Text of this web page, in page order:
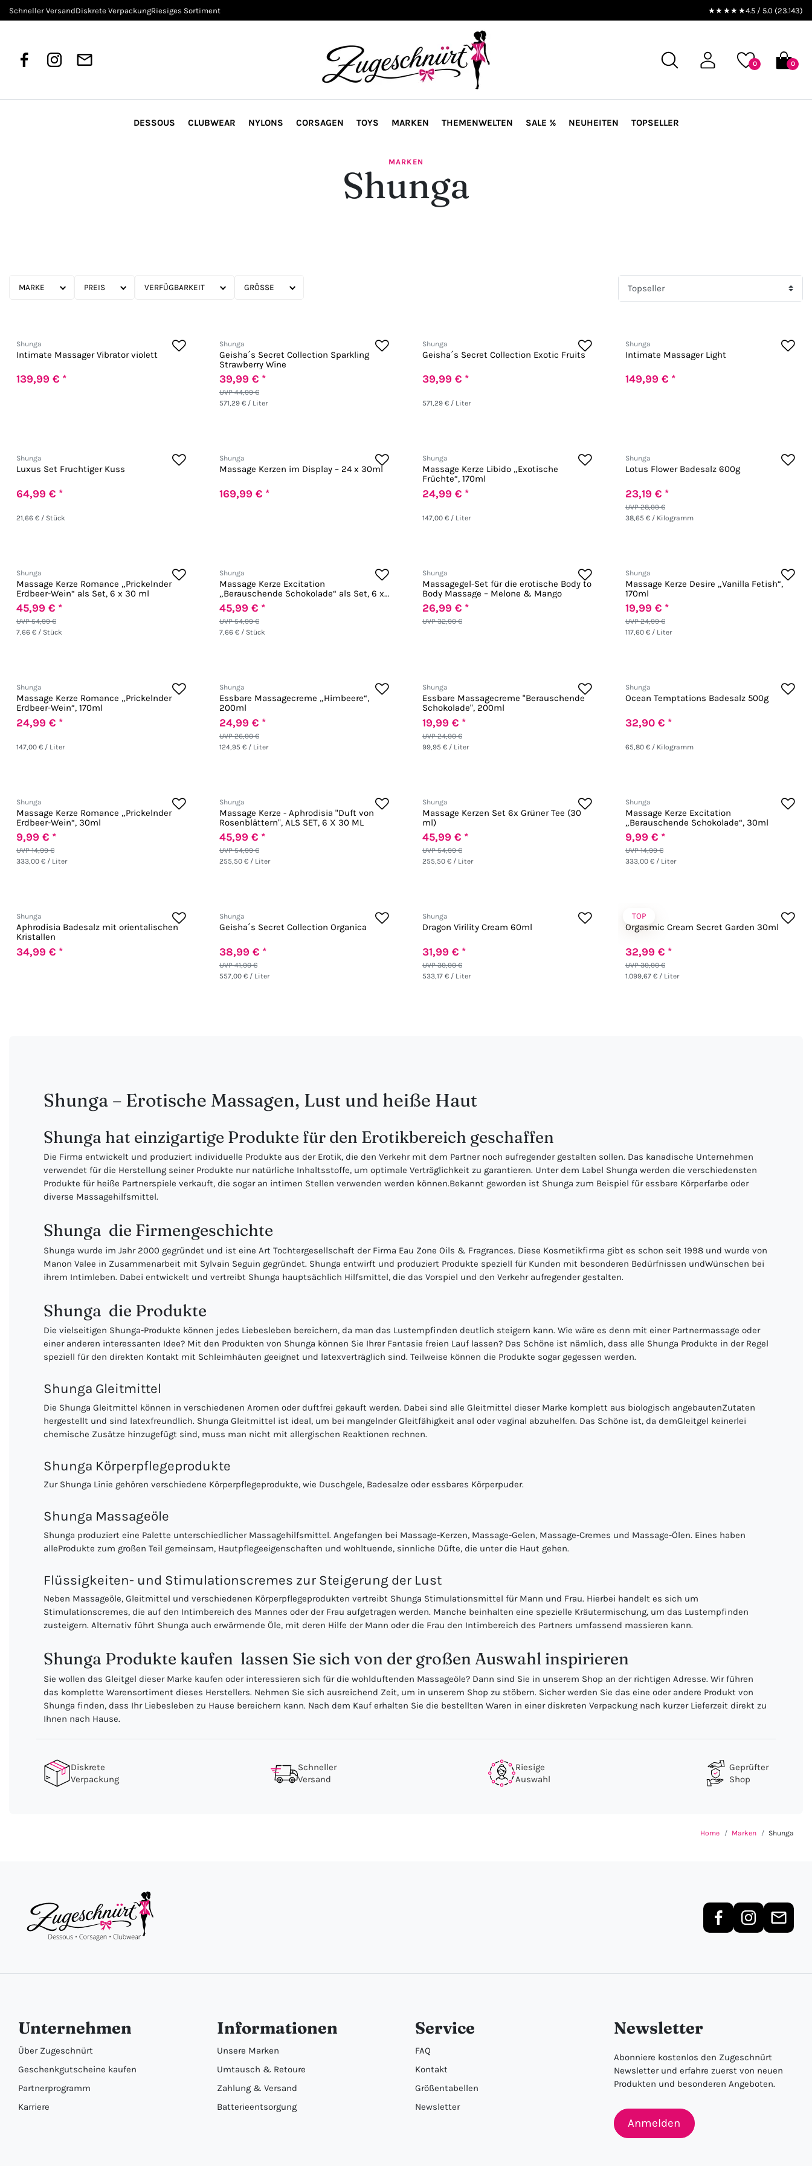
Schneller VersandDiskrete VerpackungRiesiges Sortiment ★★★★★4.5 / 5.0 (23.143)
0 0
DESSOUS CLUBWEAR NYLONS CORSAGEN TOYS MARKEN THEMENWELTEN SALE % NEUHEITEN TOPSELLER
MARKEN
Shunga
MARKE PREIS VERFÜGBARKEIT GRÖSSE
Shunga
Intimate Massager Vibrator violett
139,99 € *
Shunga
Geisha´s Secret Collection Sparkling
Strawberry Wine
UVP 44,99 €
39,99 € *
571,29 € / Liter
Shunga
Geisha´s Secret Collection Exotic Fruits
39,99 € *
571,29 € / Liter
Shunga
Intimate Massager Light
149,99 € *
Shunga
Luxus Set Fruchtiger Kuss
64,99 € *
21,66 € / Stück
Shunga
Massage Kerzen im Display – 24 x 30ml
169,99 € *
Shunga
Massage Kerze Libido „Exotische
Früchte“, 170ml
24,99 € *
147,00 € / Liter
Shunga
Lotus Flower Badesalz 600g
UVP 28,99 €
23,19 € *
38,65 € / Kilogramm
Shunga
Massage Kerze Romance „Prickelnder
Erdbeer-Wein“ als Set, 6 x 30 ml
UVP 54,99 €
45,99 € *
7,66 € / Stück
Shunga
Massage Kerze Excitation
„Berauschende Schokolade“ als Set, 6 x
30 ml
UVP 54,99 €
45,99 € *
7,66 € / Stück
Shunga
Massagegel-Set für die erotische Body to
Body Massage – Melone & Mango
UVP 32,90 €
26,99 € *
Shunga
Massage Kerze Desire „Vanilla Fetish“,
170ml
UVP 24,99 €
19,99 € *
117,60 € / Liter
Shunga
Massage Kerze Romance „Prickelnder
Erdbeer-Wein“, 170ml
24,99 € *
147,00 € / Liter
Shunga
Essbare Massagecreme „Himbeere“,
200ml
UVP 26,90 €
24,99 € *
124,95 € / Liter
Shunga
Essbare Massagecreme "Berauschende
Schokolade", 200ml
UVP 24,90 €
19,99 € *
99,95 € / Liter
Shunga
Ocean Temptations Badesalz 500g
32,90 € *
65,80 € / Kilogramm
Shunga
Massage Kerze Romance „Prickelnder
Erdbeer-Wein“, 30ml
UVP 14,99 €
9,99 € *
333,00 € / Liter
Shunga
Massage Kerze - Aphrodisia "Duft von
Rosenblättern", ALS SET, 6 X 30 ML
UVP 54,99 €
45,99 € *
255,50 € / Liter
Shunga
Massage Kerzen Set 6x Grüner Tee (30
ml)
UVP 54,99 €
45,99 € *
255,50 € / Liter
Shunga
Massage Kerze Excitation
„Berauschende Schokolade“, 30ml
UVP 14,99 €
9,99 € *
333,00 € / Liter
Shunga
Aphrodisia Badesalz mit orientalischen
Kristallen
34,99 € *
Shunga
Geisha´s Secret Collection Organica
UVP 41,90 €
38,99 € *
557,00 € / Liter
Shunga
Dragon Virility Cream 60ml
UVP 39,90 €
31,99 € *
533,17 € / Liter
TOP
Shunga
Orgasmic Cream Secret Garden 30ml
UVP 39,90 €
32,99 € *
1.099,67 € / Liter
Shunga – Erotische Massagen, Lust und heiße Haut
Shunga hat einzigartige Produkte für den Erotikbereich geschaffen
Die Firma entwickelt und produziert individuelle Produkte aus der Erotik, die den Verkehr mit dem Partner noch aufregender gestalten sollen. Das kanadische Unternehmen
verwendet für die Herstellung seiner Produkte nur natürliche Inhaltsstoffe, um optimale Verträglichkeit zu garantieren. Unter dem Label Shunga werden die verschiedensten
Produkte für heiße Partnerspiele verkauft, die sogar an intimen Stellen verwenden werden können.Bekannt geworden ist Shunga zum Beispiel für essbare Körperfarbe oder
diverse Massagehilfsmittel.
Shunga  die Firmengeschichte
Shunga wurde im Jahr 2000 gegründet und ist eine Art Tochtergesellschaft der Firma Eau Zone Oils & Fragrances. Diese Kosmetikfirma gibt es schon seit 1998 und wurde von
Manon Valee in Zusammenarbeit mit Sylvain Seguin gegründet. Shunga entwirft und produziert Produkte speziell für Kunden mit besonderen Bedürfnissen undWünschen bei
ihrem Intimleben. Dabei entwickelt und vertreibt Shunga hauptsächlich Hilfsmittel, die das Vorspiel und den Verkehr aufregender gestalten.
Shunga  die Produkte
Die vielseitigen Shunga-Produkte können jedes Liebesleben bereichern, da man das Lustempfinden deutlich steigern kann. Wie wäre es denn mit einer Partnermassage oder
einer anderen interessanten Idee? Mit den Produkten von Shunga können Sie Ihrer Fantasie freien Lauf lassen? Das Schöne ist nämlich, dass alle Shunga Produkte in der Regel
speziell für den direkten Kontakt mit Schleimhäuten geeignet und latexverträglich sind. Teilweise können die Produkte sogar gegessen werden.
Shunga Gleitmittel
Die Shunga Gleitmittel können in verschiedenen Aromen oder duftfrei gekauft werden. Dabei sind alle Gleitmittel dieser Marke komplett aus biologisch angebautenZutaten
hergestellt und sind latexfreundlich. Shunga Gleitmittel ist ideal, um bei mangelnder Gleitfähigkeit anal oder vaginal abzuhelfen. Das Schöne ist, da demGleitgel keinerlei
chemische Zusätze hinzugefügt sind, muss man nicht mit allergischen Reaktionen rechnen.
Shunga Körperpflegeprodukte
Zur Shunga Linie gehören verschiedene Körperpflegeprodukte, wie Duschgele, Badesalze oder essbares Körperpuder.
Shunga Massageöle
Shunga produziert eine Palette unterschiedlicher Massagehilfsmittel. Angefangen bei Massage-Kerzen, Massage-Gelen, Massage-Cremes und Massage-Ölen. Eines haben
alleProdukte zum großen Teil gemeinsam, Hautpflegeeigenschaften und wohltuende, sinnliche Düfte, die unter die Haut gehen.
Flüssigkeiten- und Stimulationscremes zur Steigerung der Lust
Neben Massageöle, Gleitmittel und verschiedenen Körperpflegeprodukten vertreibt Shunga Stimulationsmittel für Mann und Frau. Hierbei handelt es sich um
Stimulationscremes, die auf den Intimbereich des Mannes oder der Frau aufgetragen werden. Manche beinhalten eine spezielle Kräutermischung, um das Lustempfinden
zusteigern. Alternativ führt Shunga auch erwärmende Öle, mit deren Hilfe der Mann oder die Frau den Intimbereich des Partners umfassend massieren kann.
Shunga Produkte kaufen  lassen Sie sich von der großen Auswahl inspirieren
Sie wollen das Gleitgel dieser Marke kaufen oder interessieren sich für die wohlduftenden Massageöle? Dann sind Sie in unserem Shop an der richtigen Adresse. Wir führen
das komplette Warensortiment dieses Herstellers. Nehmen Sie sich ausreichend Zeit, um in unserem Shop zu stöbern. Sicher werden Sie das eine oder andere Produkt von
Shunga finden, dass Ihr Liebesleben zu Hause bereichern kann. Nach dem Kauf erhalten Sie die bestellten Waren in einer diskreten Verpackung nach kurzer Lieferzeit direkt zu
Ihnen nach Hause.
Diskrete
Verpackung
Schneller
Versand
Riesige
Auswahl
Geprüfter
Shop
Home Marken Shunga
Unternehmen
Über Zugeschnürt
Geschenkgutscheine kaufen
Partnerprogramm
Karriere
Informationen
Unsere Marken
Umtausch & Retoure
Zahlung & Versand
Batterieentsorgung
Service
FAQ
Kontakt
Größentabellen
Newsletter
Newsletter
Abonniere kostenlos den Zugeschnürt
Newsletter und erfahre zuerst von neuen
Produkten und besonderen Angeboten.
Anmelden